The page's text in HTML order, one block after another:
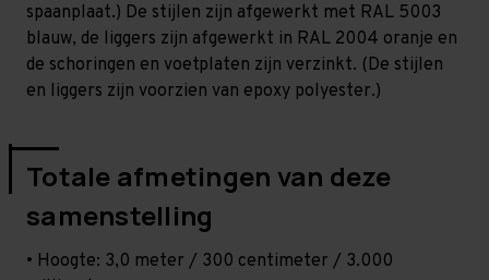
spaanplaat.) De stijlen zijn afgewerkt met RAL 5003
blauw, de liggers zijn afgewerkt in RAL 2004 oranje en
de schoringen en voetplaten zijn verzinkt. (De stijlen
en liggers zijn voorzien van epoxy polyester.)
Totale afmetingen van deze
samenstelling
• Hoogte: 3,0 meter / 300 centimeter / 3.000